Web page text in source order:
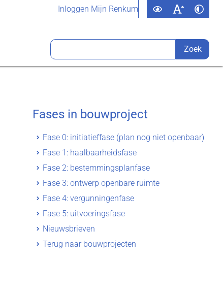
Inloggen Mijn Renkum
Fases in bouwproject
Fase 0: initiatieffase (plan nog niet openbaar)
Fase 1: haalbaarheidsfase
Fase 2: bestemmingsplanfase
Fase 3: ontwerp openbare ruimte
Fase 4: vergunningenfase
Fase 5: uitvoeringsfase
Nieuwsbrieven
Terug naar bouwprojecten